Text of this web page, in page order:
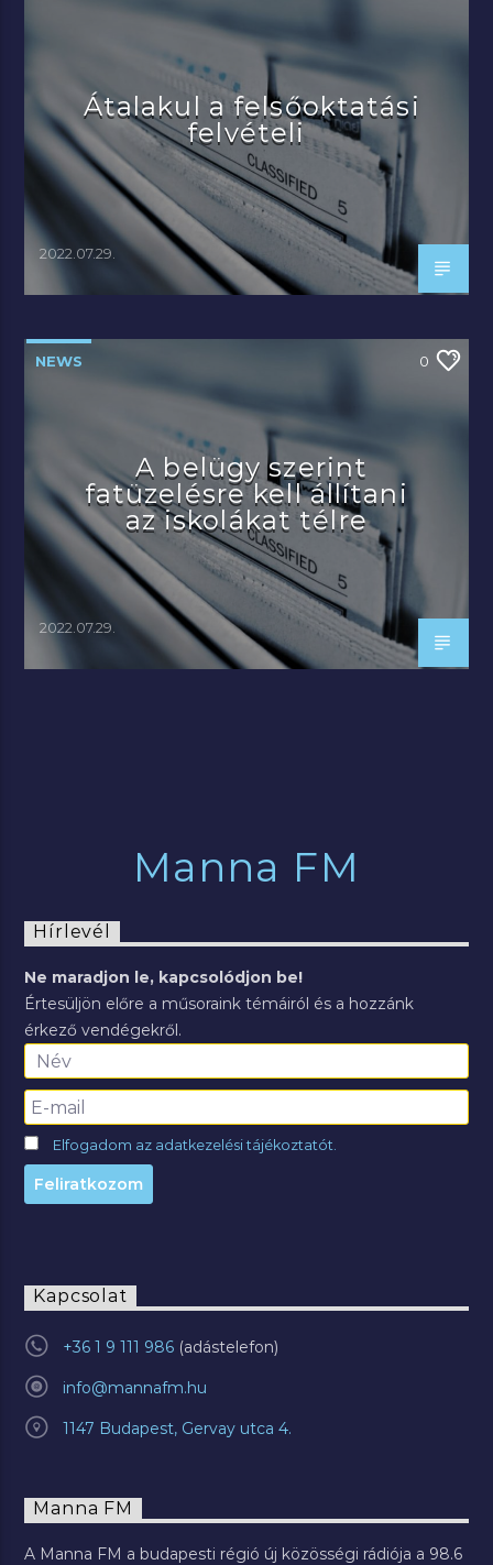
Átalakul a felsőoktatási
felvételi
2022.07.29.
NEWS 0
A belügy szerint
fatüzelésre kell állítani
az iskolákat télre
2022.07.29.
Manna FM
Hírlevél
Ne maradjon le, kapcsolódjon be!
Értesüljön előre a műsoraink témáiról és a hozzánk
érkező vendégekről.
Elfogadom az adatkezelési tájékoztatót.
Kapcsolat
+36 1 9 111 986
info@mannafm.hu
1147 Budapest, Gervay utca 4.
Manna FM
A Manna FM a budapesti régió új közösségi rádiója a 98.6